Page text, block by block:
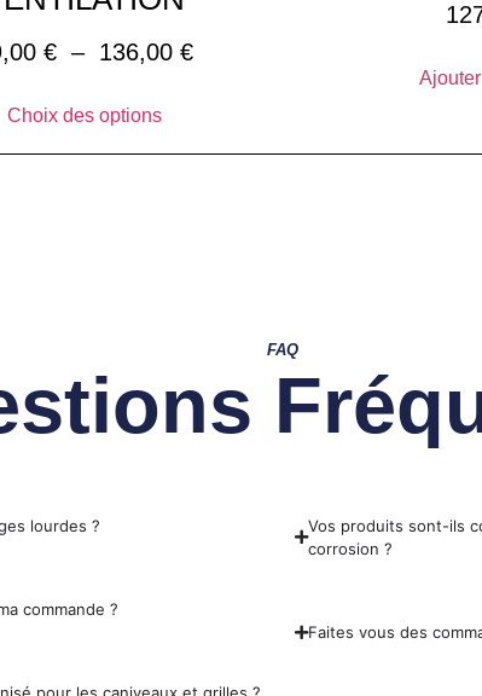
€ – 136,00 €
Choix des options
FAQ
lourdes ?
commande ?
pour les caniveaux et grilles ?
Vos produits sont-ils
corrosion ?
Faites vous des